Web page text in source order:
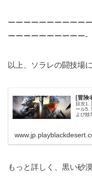
ーーーーーーーーーー
ーーーーーーーーーー-
以上、ソラレの闘技場
[冒険
目次1.
ール5.
よび紋
もっと詳しく、黒い砂